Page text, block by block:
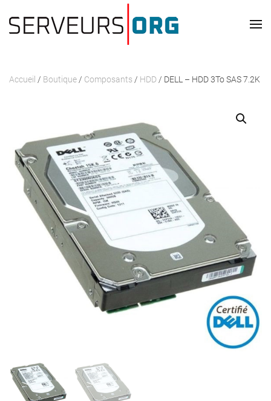
Passer au contenu principal
Accueil / Boutique / Composants / HDD / DELL – HDD 3To SAS 7.2K